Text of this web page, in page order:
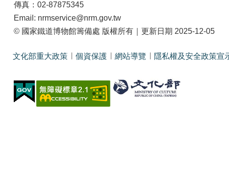
傳真：02-87875345
Email: nrmservice@nrm.gov.tw
© 國家鐵道博物館籌備處 版權所有｜更新日期 2025-12-05
文化部重大政策 個資保護 網站導覽 隱私權及安全政策宣